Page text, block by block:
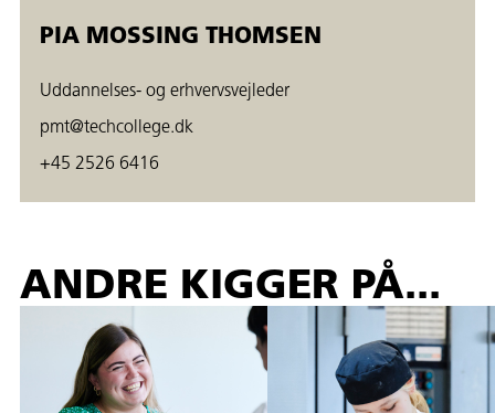
PIA MOSSING THOMSEN
Uddannelses- og erhvervsvejleder
pmt@techcollege.dk
+45 2526 6416
ANDRE KIGGER PÅ...